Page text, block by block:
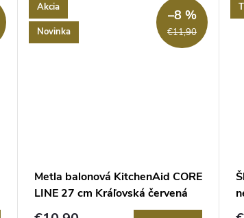
Akcia
Novinka
€11,90
–8 %
Metla balonová KitchenAid CORE
LINE 27 cm Kráľovská červená